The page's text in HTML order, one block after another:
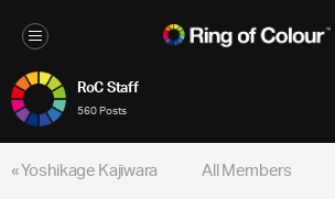
RoC Staff
560 Posts
« Yoshikage Kajiwara
All Members